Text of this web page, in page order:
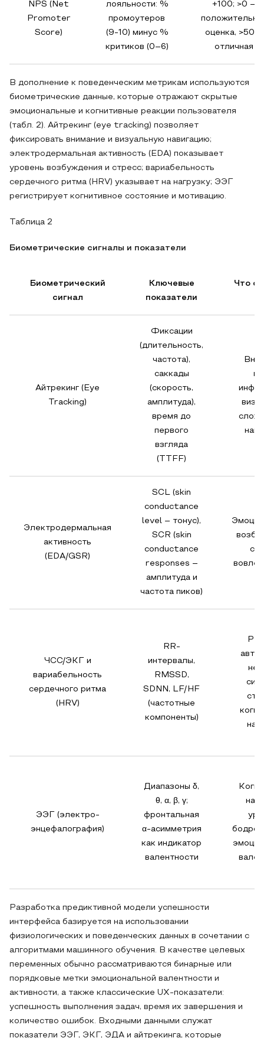
NPS (Net
Promoter
Score)
лояльности: %
промоутеров
(9-10) минус %
критиков (0–6)
+100; >0 –
оценка, >50 –
отличная
В дополнение к поведенческим метрикам используются
биометрические данные, которые отражают скрытые
эмоциональные и когнитивные реакции пользователя
(табл. 2). Айтрекинг (eye tracking) позволяет
фиксировать внимание и визуальную навигацию;
электродермальная активность (EDA) показывает
уровень возбуждения и стресс; вариабельность
сердечного ритма (HRV) указывает на нагрузку; ЭЭГ
регистрирует когнитивное состояние и мотивацию.
Таблица 2
Биометрические сигналы и показатели
Биометрический
сигнал
Ключевые
показатели
Что
Айтрекинг (Eye
Tracking)
Фиксации
(длительность,
частота),
саккады
(скорость,
амплитуда),
время до
первого
взгляда
(TTFF)
Электродермальная
активность
(EDA/GSR)
SCL (skin
conductance
level – тонус),
SCR (skin
conductance
responses –
амплитуда и
частота пиков)
ЧСС/ЭКГ и
вариабельность
сердечного ритма
(HRV)
RR-
интервалы,
RMSSD,
SDNN, LF/HF
(частотные
компоненты)
ЭЭГ (электро-
энцефалография)
Диапазоны δ,
θ, α, β, γ;
фронтальная
α-асимметрия
как индикатор
валентности
Разработка предиктивной модели успешности
интерфейса базируется на использовании
физиологических и поведенческих данных в сочетании с
алгоритмами машинного обучения. В качестве целевых
переменных обычно рассматриваются бинарные или
порядковые метки эмоциональной валентности и
активности, а также классические UX-показатели:
успешность выполнения задач, время их завершения и
количество ошибок. Входными данными служат
показатели ЭЭГ, ЭКГ, ЭДА и айтрекинга, которые